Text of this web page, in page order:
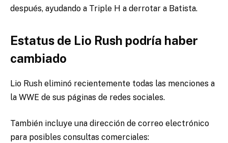
después, ayudando a Triple H a derrotar a Batista.
Estatus de Lio Rush podría haber
cambiado
Lio Rush eliminó recientemente todas las menciones a
la WWE de sus páginas de redes sociales.
También incluye una dirección de correo electrónico
para posibles consultas comerciales: